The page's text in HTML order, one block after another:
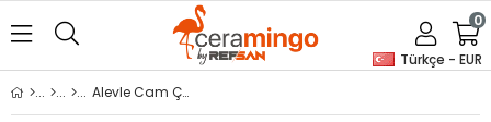
Türkçe - EUR
0
Alevle Cam Çalışma - Boncuk Yapım Seti 1